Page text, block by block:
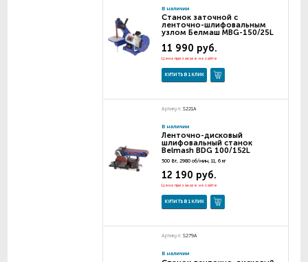
В наличии
Станок заточной с
ленточно-шлифовальным
узлом Белмаш MBG-150/25L
11 990 руб.
Цена при заказе на сайте
КУПИТЬ В 1 КЛИК
Артикул: S221A
В наличии
Ленточно-дисковый
шлифовальный станок
Belmash BDG 100/152L
500 Вт, 2980 об/мин, 11, 6 кг
12 190 руб.
Цена при заказе на сайте
КУПИТЬ В 1 КЛИК
Артикул: S279A
В наличии